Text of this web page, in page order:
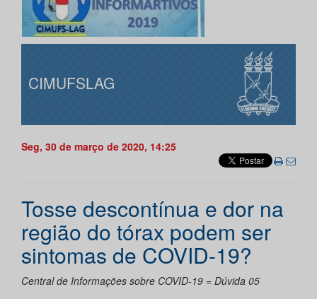
CIMUFSLAG
Seg, 30 de março de 2020, 14:25
Tosse descontínua e dor na
região do tórax podem ser
sintomas de COVID-19?
Central de Informações sobre COVID-19 = Dúvida 05